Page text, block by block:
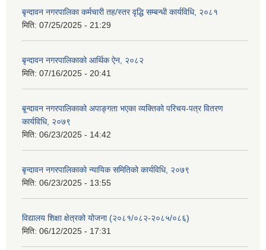
बृन्दावन नगरपालिका कर्मचारी तह/स्तर वृद्धि सम्बन्धी कार्यविधि, २०८१
मिति: 07/25/2025 - 21:29
बृन्दावन नगरपालिकाको आर्थिक ऐन, २०८२
मिति: 07/16/2025 - 20:41
बृ्न्दावन नगरपालिकाको अपाङ्गता भएका व्यक्तिको परिचय-पत्र वितरण
कार्यविधि, २०७९
मिति: 06/23/2025 - 14:42
बृन्दावन नगरपालिकाको न्यायिक समितिको कार्यविधि, २०७९
मिति: 06/23/2025 - 13:55
विद्यालय शिक्षा क्षेत्रको योजना (२०८१/०८२-२०८५/०८६)
मिति: 06/12/2025 - 17:31